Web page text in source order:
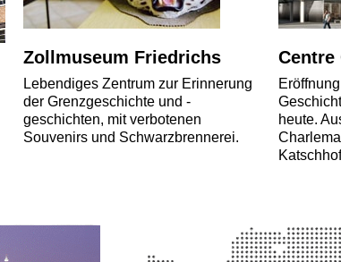
Zollmuseum Friedrichs
Lebendiges Zentrum zur Erinnerung
der Grenzgeschichte und -
geschichten, mit verbotenen
Souvenirs und Schwarzbrennerei.
Centre
heute.